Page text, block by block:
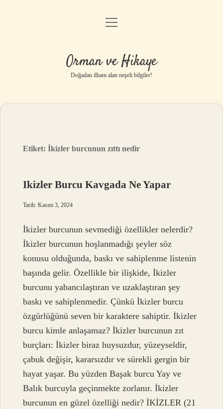
Anasayfa
Yasal Uyarı
menüyü
Orman ve Hikaye
Doğadan ilham alan neşeli bilgiler!
Etiket:İkizler burcunun zıttı nedir
Ikizler Burcu Kavgada Ne Yapar
Tarih: Kasım 3, 2024
İkizler burcunun sevmediği özellikler nelerdir?
İkizler burcunun hoşlanmadığı şeyler söz
konusu olduğunda, baskı ve sahiplenme listenin
başında gelir. Özellikle bir ilişkide, İkizler
burcunu yabancılaştıran ve uzaklaştıran şey
baskı ve sahiplenmedir. Çünkü İkizler burcu
özgürlüğünü seven bir karaktere sahiptir. İkizler
burcu kimle anlaşamaz? İkizler burcunun zıt
burçları: İkizler biraz huysuzdur, yüzeyseldir,
çabuk değişir, kararsızdır ve sürekli gergin bir
hayat yaşar. Bu yüzden Başak burcu Yay ve
Balık burcuyla geçinmekte zorlanır. İkizler
burcunun en güzel özelliği nedir? İKİZLER (21